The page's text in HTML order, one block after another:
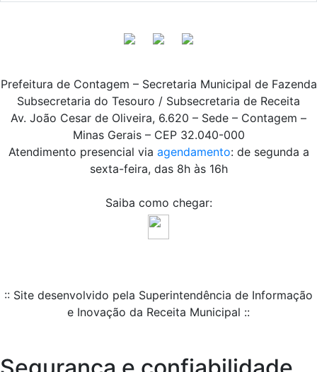
Prefeitura de Contagem – Secretaria Municipal de Fazenda
Subsecretaria do Tesouro / Subsecretaria de Receita
Av. João Cesar de Oliveira, 6.620 – Sede – Contagem –
Minas Gerais – CEP 32.040-000
Atendimento presencial via agendamento: de segunda a
sexta-feira, das 8h às 16h
Saiba como chegar:
:: Site desenvolvido pela Superintendência de Informação
e Inovação da Receita Municipal ::